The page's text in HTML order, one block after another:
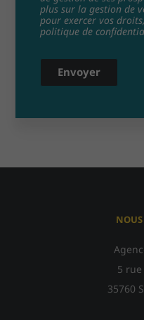
plus sur la gestion de
pour exercer vos
politique de
Envoyer
5
35760